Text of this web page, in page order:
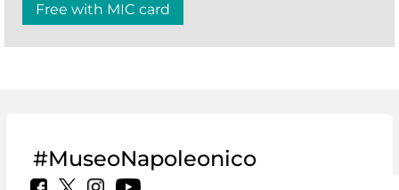
Free with MIC card
#MuseoNapoleonico